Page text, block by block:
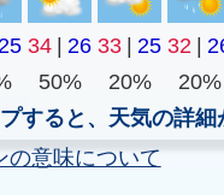
25 34 | 26 33 | 25 32 |
50% 20% 20%
すると、天気の詳
の意味について